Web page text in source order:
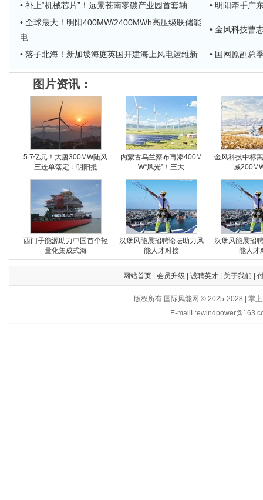
• 补上“机械芯片”！远景苍南零碳产业园首套轴
• 明阳牵手广
• 全球最大！明阳400MW/2400MWh高压级联储能
电
• 金风科技曹
• 落子北海！新加坡海庭英国开建海上风电运维新 • 国网原副总
图片资讯：
5.7亿元！大唐300MW陆风
三连单落定：明阳揽
内蒙古乌兰察布再添400M
W“风光”！三大
金风科技中标
威
西门子能源助力中国首个轻
量化集成式海
汉堡风能展招聘论坛助力风
能人才对接
汉堡风能展招
能人才
网站首页| 会员升级 诚聘英才| 关于我们
版权所有 国际风能网 © 2025-2028 | 掌
E-